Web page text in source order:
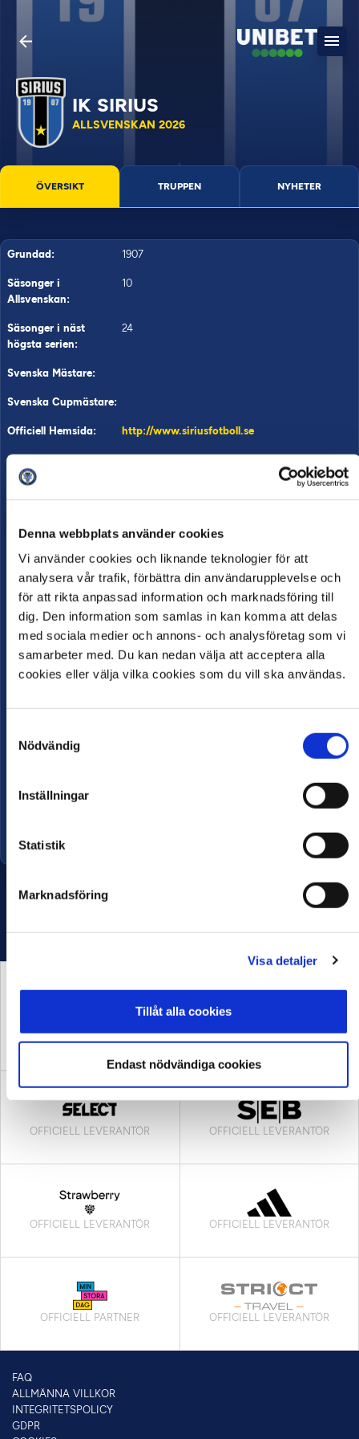
Denna webbplats använder cookies
Vi använder cookies och liknande teknologier för att
analysera vår trafik, förbättra din användarupplevelse och
för att rikta anpassad information och marknadsföring till
dig. Den information som samlas in kan komma att delas
med sociala medier och annons- och analysföretag som vi
samarbeter med. Du kan nedan välja att acceptera alla
cookies eller välja vilka cookies som du vill ska användas.
Nödvändig
Inställningar
Statistik
Marknadsföring
Visa detaljer
Tillåt alla cookies
Endast nödvändiga cookies
IK SIRIUS
ALLSVENSKAN 2026
ÖVERSIKT TRUPPEN NYHETER
Grundad: 1907
Säsonger i
Allsvenskan:
10
Säsonger i näst
högsta serien:
24
Svenska Mästare:
Svenska Cupmästare:
Officiell Hemsida: http://www.siriusfotboll.se
Supporterklubb:
target="_blank">http://www.vastrasidan.se</a>
Huvudtränare Andreas Engelmark
Biljetter https://siriusfotboll.ebiljett.nu
Arena
PRESENTING PARTNER
MEDIAPARTNER
OFFICIELL LEVERANTÖR OFFICIELL LEVERANTÖR
OFFICIELL LEVERANTÖR OFFICIELL LEVERANTÖR
OFFICIELL PARTNER OFFICIELL LEVERANTÖR
FAQ
ALLMÄNNA VILLKOR
INTEGRITETSPOLICY
GDPR